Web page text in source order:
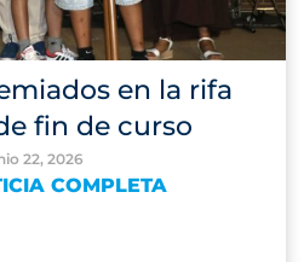
en la rifa
fin de curso
22, 2026
COMPLETA